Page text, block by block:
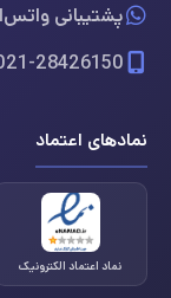
پشتیبانی
28426150
نمادهای اعتماد
نماد اعتماد الکترونیک